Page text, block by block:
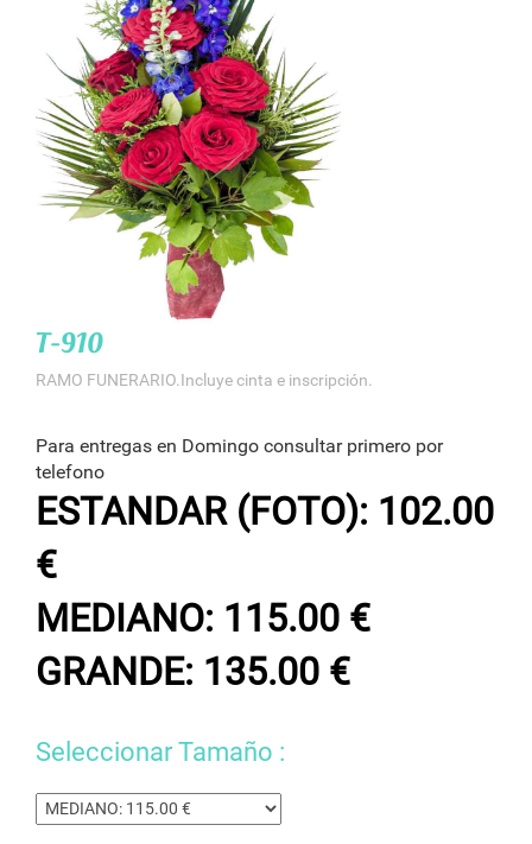
T-910
RAMO FUNERARIO.Incluye cinta e inscripción.
Para entregas en Domingo consultar primero por
telefono
ESTANDAR (FOTO): 102.00
€
MEDIANO: 115.00 €
GRANDE: 135.00 €
Seleccionar Tamaño :